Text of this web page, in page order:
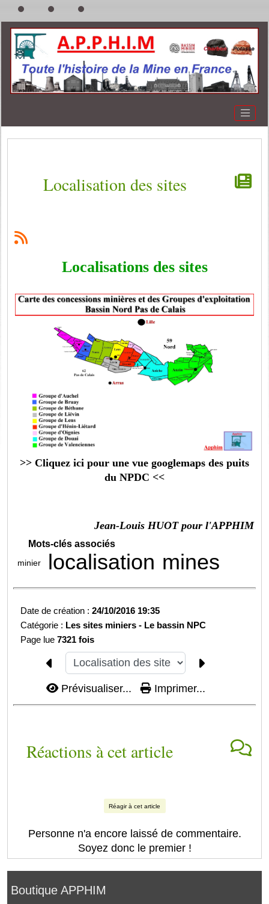
Boutique APPHIM
Localisation des sites
Localisations des sites
>> Cliquez ici pour une vue googlemaps des puits
du NPDC <<
Jean-Louis HUOT pour l'APPHIM
Mots-clés associés
minier localisation mines
Date de création :24/10/2016 19:35
Catégorie : Les sites miniers - Le bassin NPC
Page lue7321 fois
Prévisualiser... Imprimer...
Réactions à cet article
Réagir à cet article
Personne n'a encore laissé de commentaire.
Soyez donc le premier !